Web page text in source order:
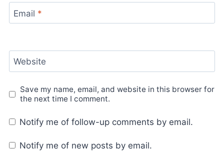
Email *
Website
Save my name, email, and website in this browser for
the next time I comment.
Notify me of follow-up comments by email.
Notify me of new posts by email.